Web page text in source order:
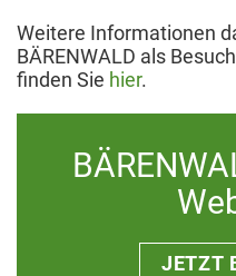
Weitere Informationen
BÄRENWALD als
finden Sie hier.
JETZT